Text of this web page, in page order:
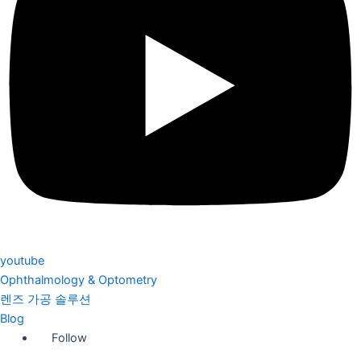
youtube
Ophthalmology & Optometry
렌즈 가공 솔루션
Blog
Follow